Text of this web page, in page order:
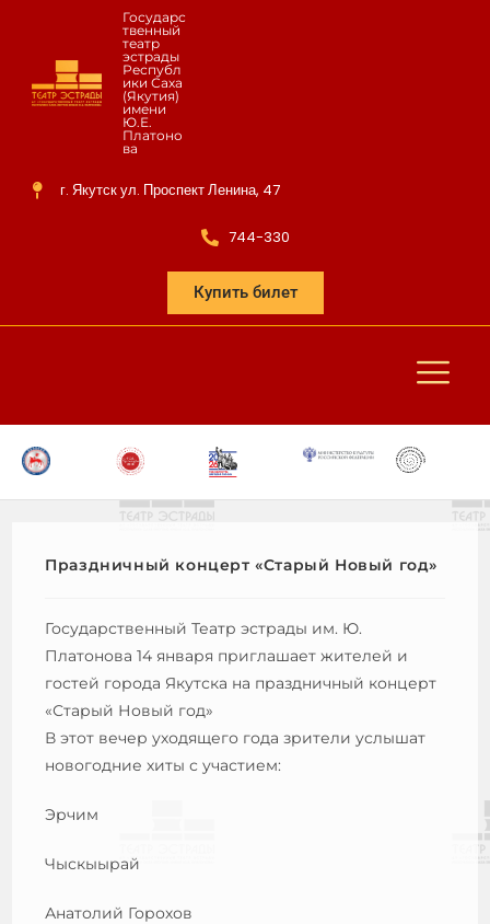
Государс
твенный
театр
эстрады
Республ
ики Саха
(Якутия)
имени
Ю.Е.
Платоно
ва
г. Якутск ул. Проспект Ленина, 47
744-330
Купить билет
Праздничный концерт «Старый Новый год»
Государственный Театр эстрады им. Ю.
Платонова 14 января приглашает жителей и
гостей города Якутска на праздничный концерт
«Старый Новый год»
В этот вечер уходящего года зрители услышат
новогодние хиты с участием:
Эрчим
Чыскыырай
Анатолий Горохов